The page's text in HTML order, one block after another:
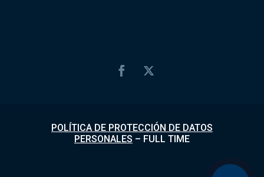
POLÍTICA DE PROTECCIÓN DE DATOS
PERSONALES – FULL TIME